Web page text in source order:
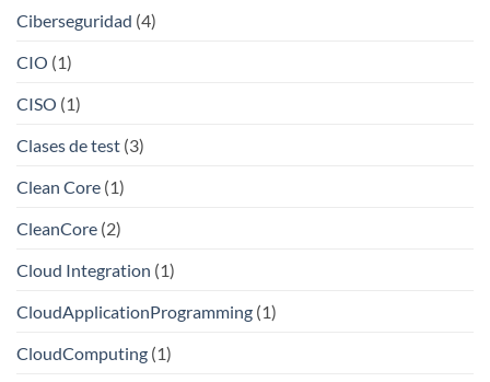
Ciberseguridad (4)
CIO (1)
CISO (1)
Clases de test (3)
Clean Core (1)
CleanCore (2)
Cloud Integration (1)
CloudApplicationProgramming (1)
CloudComputing (1)